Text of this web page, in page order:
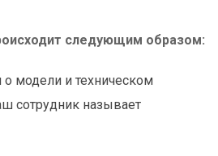
следующим образом:
модели и техническом
сотрудник называет